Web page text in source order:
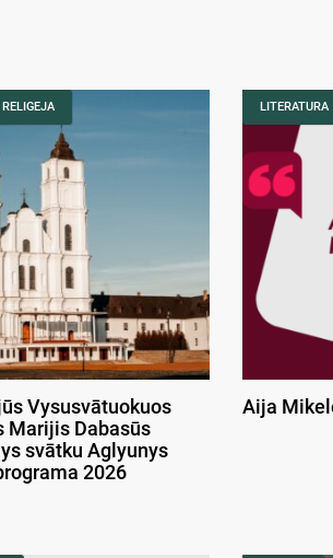
Vysusvātuokuos
Marijis Dabasūs
svātku Aglyunys
2026
LITERATURA
Aija